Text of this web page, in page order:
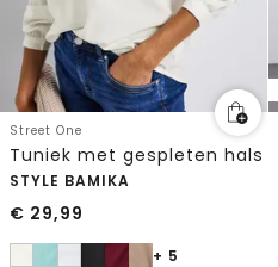
Street One
Tuniek met gespleten hals
STYLE BAMIKA
€ 29,99
+ 5